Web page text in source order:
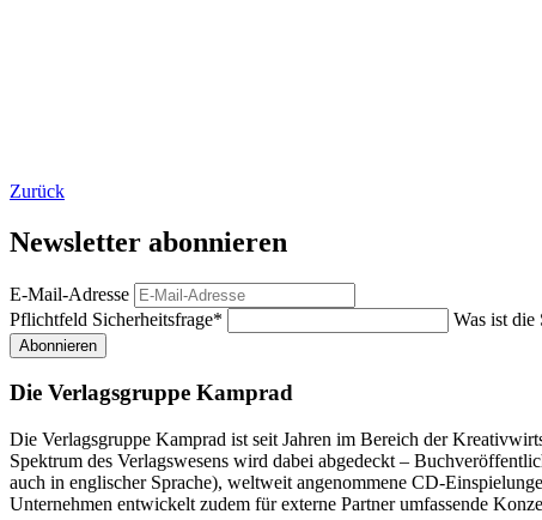
Zurück
Newsletter abonnieren
E-Mail-Adresse
Pflichtfeld Sicherheitsfrage* Was ist die
Abonnieren
Die Verlagsgruppe Kamprad
Die Verlagsgruppe Kamprad ist seit Jahren im Bereich der
Spektrum des Verlagswesens wird dabei abgedeckt –
auch in englischer Sprache), weltweit angenommene CD-
Unternehmen entwickelt zudem für externe Partner umfassende